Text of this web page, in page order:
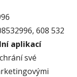
608 532
aplikací
své